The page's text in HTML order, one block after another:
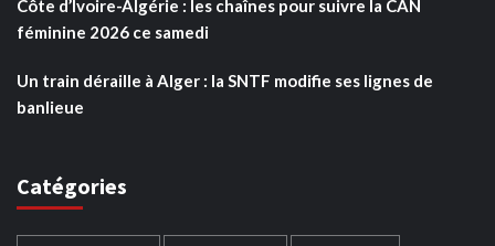
Côte d’Ivoire-Algérie : les chaînes pour suivre la CAN
féminine 2026 ce samedi
Un train déraille à Alger : la SNTF modifie ses lignes de
banlieue
Catégories